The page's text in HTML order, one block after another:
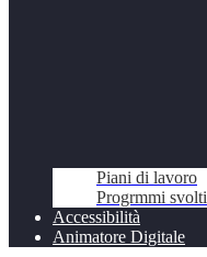
Piani di lavoro
Progrmmi svolti
Accessibilità
Animatore Digitale